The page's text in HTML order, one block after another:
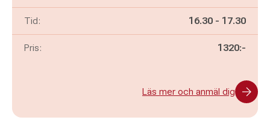
Tid: Pågår mellan
16.30 - och
17.30
Pris: 1320:-
Läs mer och anmäl dig